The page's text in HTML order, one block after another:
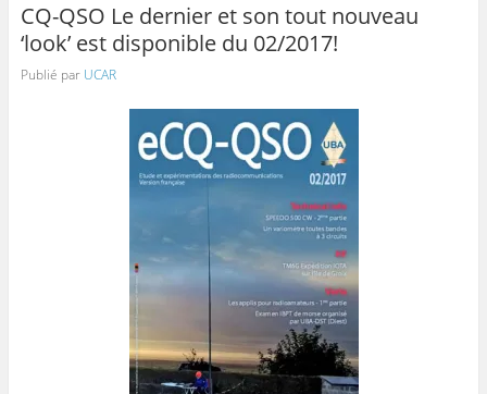
CQ-QSO Le dernier et son tout nouveau
‘look’ est disponible du 02/2017!
Publié par UCAR